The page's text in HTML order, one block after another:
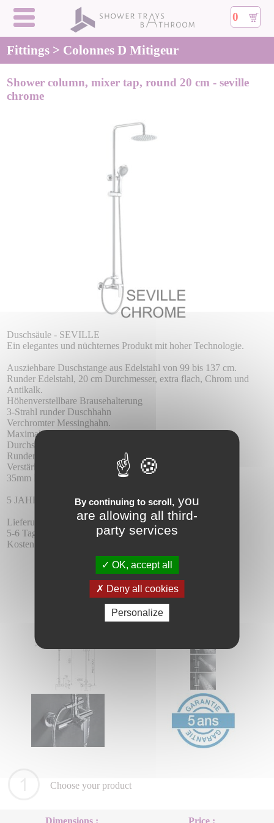
0
Fittings > Colonnes D Mitigeur
Shower column, mixer tap, round 20 cm - seville
chrome
Duschsäule - SEVILLE
Ein elegantes und nüchternes Produkt mit hoher Technologie.
Ausziehbare Duschstange aus Edelstahl von 99 bis 137 cm.
Runder Edelstahl, 20 cm Durchmesser, extra flach, Chrom und
Antikalk.
Höhenverstellbare Brausehalterung
3-Strahl runder Duschhahn
Verchromter Messinghahn.
Maximaler Druck 6 atm., Minimal 1 atm.
Durchschnittlicher Durchfluss 12 Liter / Minute
Runder Messingmischer.
Verstärkter flexibler Schlauch, 1,5 m lang und Diffusor
35mm Keramikkartusche
5 JAHRE GARANTIE.
Lieferung:
5-6 Tage Verspätung.
Kostenlose Lieferung.
Choose your product
By continuing to scroll, you
are allowing all third-
party services
OK, accept all
Deny all cookies
Personalize